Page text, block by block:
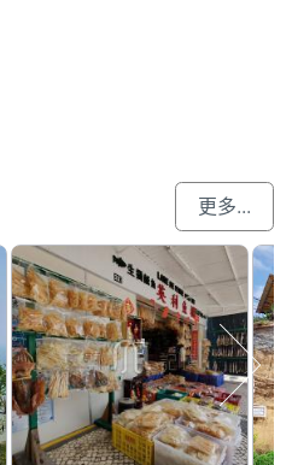
更多...